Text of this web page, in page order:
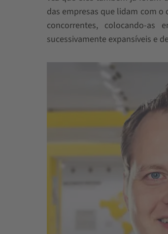
das empresas que lidam com
concorrentes, colocando-
sucessivamente expansíveis e